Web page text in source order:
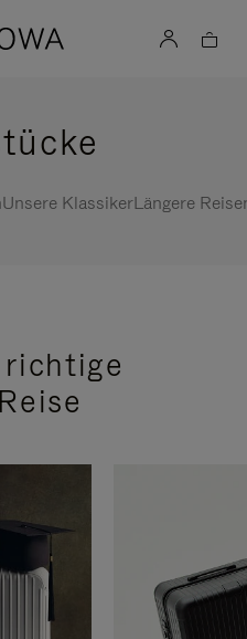
Unsere KlassikerLängere